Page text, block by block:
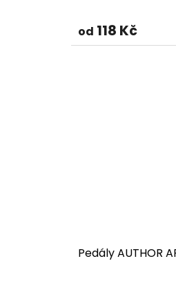
od 118 Kč
Pedály AUTHOR